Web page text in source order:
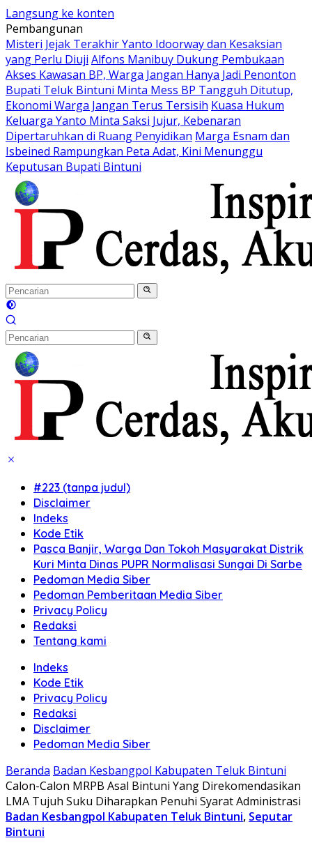
Langsung ke konten
Pembangunan
Misteri Jejak Terakhir Yanto Idoorway dan Kesaksian
yang Perlu Diuji Alfons Manibuy Dukung Pembukaan
Akses Kawasan BP, Warga Jangan Hanya Jadi Penonton
Bupati Teluk Bintuni Minta Mess BP Tangguh Ditutup,
Ekonomi Warga Jangan Terus Tersisih Kuasa Hukum
Keluarga Yanto Minta Saksi Jujur, Kebenaran
Dipertaruhkan di Ruang Penyidikan Marga Esnam dan
Isbeined Rampungkan Peta Adat, Kini Menunggu
Keputusan Bupati Bintuni
#223 (tanpa judul)
Disclaimer
Indeks
Kode Etik
Pasca Banjir, Warga Dan Tokoh Masyarakat Distrik
Kuri Minta Dinas PUPR Normalisasi Sungai Di Sarbe
Pedoman Media Siber
Pedoman Pemberitaan Media Siber
Privacy Policy
Redaksi
Tentang kami
Indeks
Kode Etik
Privacy Policy
Redaksi
Disclaimer
Pedoman Media Siber
Beranda Badan Kesbangpol Kabupaten Teluk Bintuni
Calon-Calon MRPB Asal Bintuni Yang Direkomendasikan
LMA Tujuh Suku Diharapkan Penuhi Syarat Administrasi
Badan Kesbangpol Kabupaten Teluk Bintuni, Seputar
Bintuni